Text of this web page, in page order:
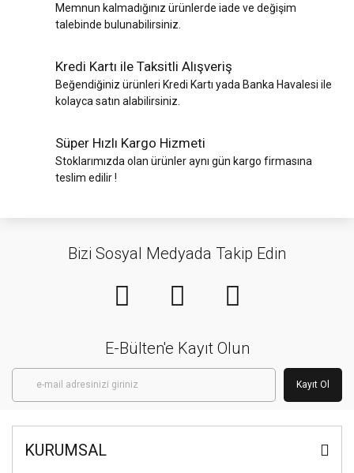
Memnun kalmadığınız ürünlerde iade ve değişim
talebinde bulunabilirsiniz.
Kredi Kartı ile Taksitli Alışveriş
Beğendiğiniz ürünleri Kredi Kartı yada Banka Havalesi ile
kolayca satın alabilirsiniz.
Süper Hızlı Kargo Hizmeti
Stoklarımızda olan ürünler aynı gün kargo firmasına
teslim edilir !
Bizi Sosyal Medyada Takip Edin
E-Bülten'e Kayıt Olun
Kayıt Ol
KURUMSAL